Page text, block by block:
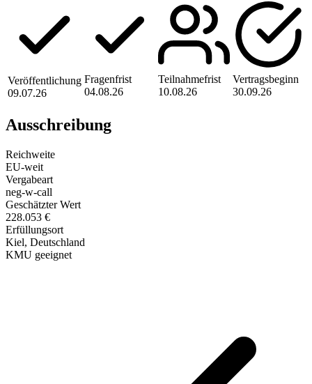
Veröffentlichung
09.07.26
Fragenfrist
04.08.26
Teilnahmefrist
10.08.26
Vertragsbeginn
30.09.26
Ausschreibung
Reichweite
EU-weit
Vergabeart
neg-w-call
Geschätzter Wert
228.053 €
Erfüllungsort
Kiel, Deutschland
KMU geeignet